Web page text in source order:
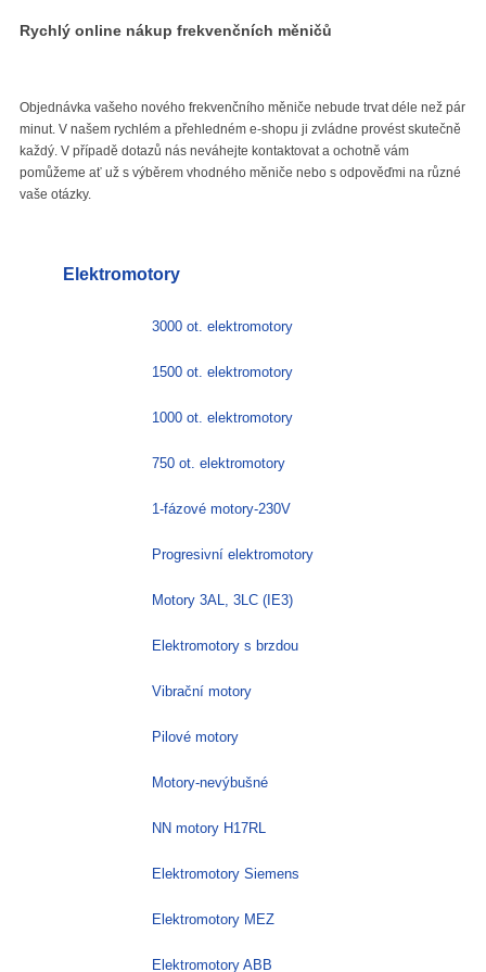
Rychlý online nákup frekvenčních měničů
Objednávka vašeho nového frekvenčního měniče nebude trvat déle než pár
minut. V našem rychlém a přehledném e-shopu ji zvládne provést skutečně
každý. V případě dotazů nás neváhejte kontaktovat a ochotně vám
pomůžeme ať už s výběrem vhodného měniče nebo s odpověďmi na různé
vaše otázky.
Elektromotory
3000 ot. elektromotory
1500 ot. elektromotory
1000 ot. elektromotory
750 ot. elektromotory
1-fázové motory-230V
Progresivní elektromotory
Motory 3AL, 3LC (IE3)
Elektromotory s brzdou
Vibrační motory
Pilové motory
Motory-nevýbušné
NN motory H17RL
Elektromotory Siemens
Elektromotory MEZ
Elektromotory ABB